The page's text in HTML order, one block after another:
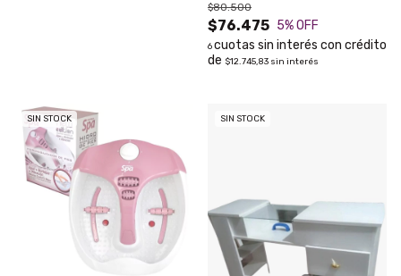
$76.475
$80.500
5% OFF
6
$12.745,83 sin interés
SIN STOCK SIN STOCK